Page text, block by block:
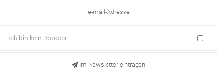
Ich bin kein Roboter
Im Newsletter eintragen